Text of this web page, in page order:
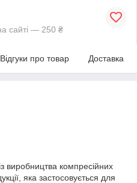
сайті — 250 ₴
Відгуки про товар Доставка
виробництва компресійних
яка застосовується для